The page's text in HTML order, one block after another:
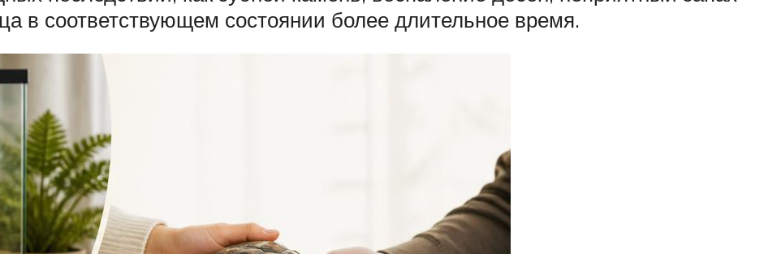
в соответствующем состоянии более длительное время.